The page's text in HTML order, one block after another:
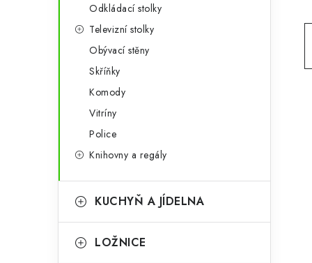
Odkládací stolky
Televizní stolky
Obývací stěny
Skříňky
Komody
Vitríny
Police
Knihovny a regály
KUCHYŇ A JÍDELNA
LOŽNICE